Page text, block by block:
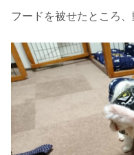
フードを被せたところ